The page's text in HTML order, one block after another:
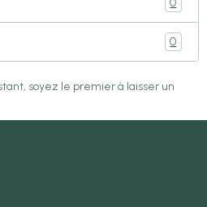
0
soyez le premier à laisser un